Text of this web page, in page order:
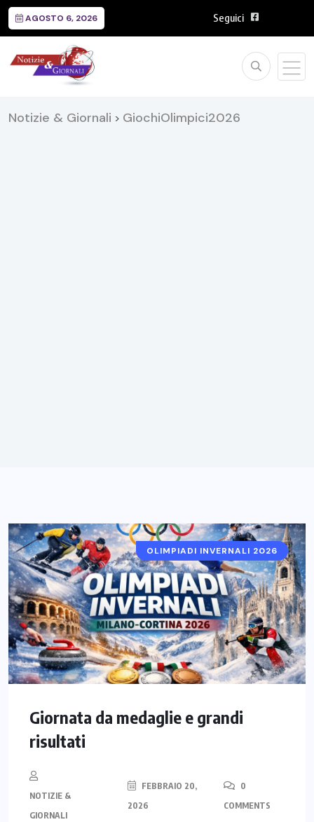
AGOSTO 6, 2026 Seguici
Notizie & Giornali > GiochiOlimpici2026
OLIMPIADI INVERNALI 2026
Giornata da medaglie e grandi
risultati
NOTIZIE &
GIORNALI
FEBBRAIO 20,
2026
0
COMMENTS